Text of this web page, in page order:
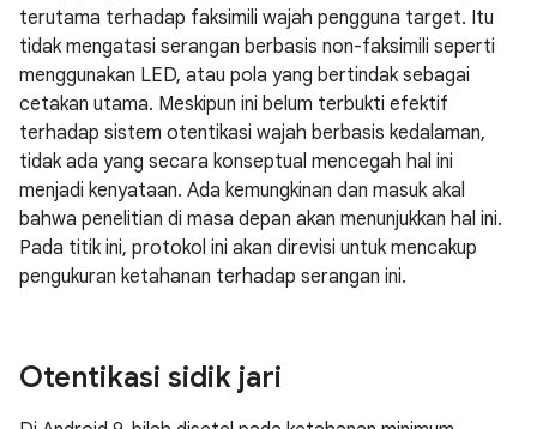
terutama terhadap faksimili wajah pengguna target. Itu
tidak mengatasi serangan berbasis non-faksimili seperti
menggunakan LED, atau pola yang bertindak sebagai
cetakan utama. Meskipun ini belum terbukti efektif
terhadap sistem otentikasi wajah berbasis kedalaman,
tidak ada yang secara konseptual mencegah hal ini
menjadi kenyataan. Ada kemungkinan dan masuk akal
bahwa penelitian di masa depan akan menunjukkan hal ini.
Pada titik ini, protokol ini akan direvisi untuk mencakup
pengukuran ketahanan terhadap serangan ini.
Otentikasi sidik jari